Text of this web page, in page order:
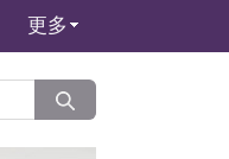
更多